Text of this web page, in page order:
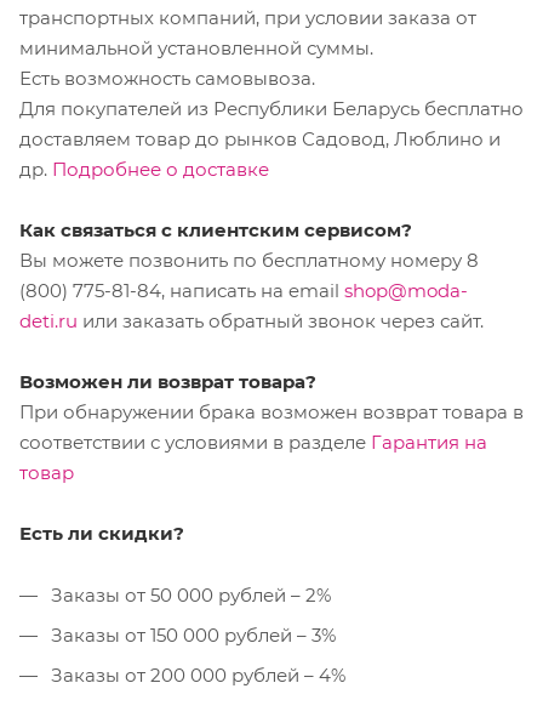
транспортных компаний, при условии заказа от
минимальной установленной суммы.
Есть возможность самовывоза.
Для покупателей из Республики Беларусь бесплатно
доставляем товар до рынков Садовод, Люблино и
др. Подробнее о доставке
Как связаться с клиентским сервисом?
Вы можете позвонить по бесплатному номеру 8
(800) 775-81-84, написать на email shop@moda-
deti.ru или заказать обратный звонок через сайт.
Возможен ли возврат товара?
При обнаружении брака возможен возврат товара в
соответствии с условиями в разделе Гарантия на
товар
Есть ли скидки?
Заказы от 50 000 рублей – 2%
Заказы от 150 000 рублей – 3%
Заказы от 200 000 рублей – 4%